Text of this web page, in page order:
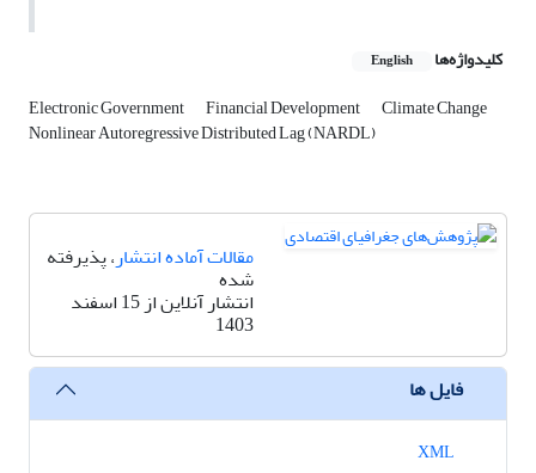
کلیدواژه‌ها English
Electronic Government Financial Development Climate Change
Nonlinear Autoregressive Distributed Lag (NARDL)
مقالات آماده انتشار، پذیرفته
شده
انتشار آنلاین از 15 اسفند
1403
فایل ها